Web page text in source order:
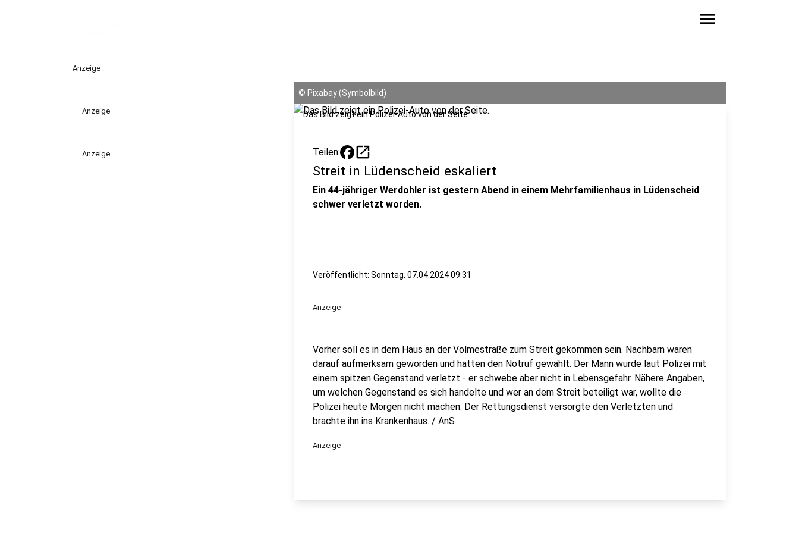
menu
Anzeige
Anzeige
Anzeige
© Pixabay (Symbolbild)
Das Bild zeigt ein Polizei-Auto von der Seite.
Teilen: open_in_new
Streit in Lüdenscheid eskaliert
Ein 44-jähriger Werdohler ist gestern Abend in einem Mehrfamilienhaus in Lüdenscheid
schwer verletzt worden.
Veröffentlicht: Sonntag, 07.04.2024 09:31
Anzeige
Vorher soll es in dem Haus an der Volmestraße zum Streit gekommen sein. Nachbarn waren
darauf aufmerksam geworden und hatten den Notruf gewählt. Der Mann wurde laut Polizei mit
einem spitzen Gegenstand verletzt - er schwebe aber nicht in Lebensgefahr. Nähere Angaben,
um welchen Gegenstand es sich handelte und wer an dem Streit beteiligt war, wollte die
Polizei heute Morgen nicht machen. Der Rettungsdienst versorgte den Verletzten und
brachte ihn ins Krankenhaus. / AnS
Anzeige